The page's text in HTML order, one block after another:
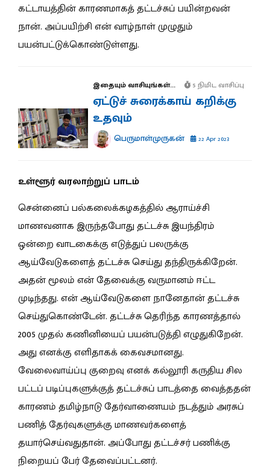
கட்டாயத்தின் காரணமாகத் தட்டச்சுப் பயின்றவன்
நான். அப்பயிற்சி என் வாழ்நாள் முழுதும்
பயன்பட்டுக்கொண்டுள்ளது.
இதையும் வாசியுங்கள்... 5 நிமிட வாசிப்பு
ஏட்டுச் சுரைக்காய் கறிக்கு
உதவும்
பெருமாள்முருகன் 22 Apr 2023
உள்ளூர் வரலாற்றுப் பாடம்
சென்னைப் பல்கலைக்கழகத்தில் ஆராய்ச்சி
மாணவனாக இருந்தபோது தட்டச்சு இயந்திரம்
ஒன்றை வாடகைக்கு எடுத்துப் பலருக்கு
ஆய்வேடுகளைத் தட்டச்சு செய்து தந்திருக்கிறேன்.
அதன் மூலம் என் தேவைக்கு வருமானம் ஈட்ட
முடிந்தது. என் ஆய்வேடுகளை நானேதான் தட்டச்சு
செய்துகொண்டேன். தட்டச்சு தெரிந்த காரணத்தால்
2005 முதல் கணினியைப் பயன்படுத்தி எழுதுகிறேன்.
அது எனக்கு எளிதாகக் கைவசமானது.
வேலைவாய்ப்பு குறைவு எனக் கல்லூரி கருதிய சில
பட்டப் படிப்புகளுக்குத் தட்டச்சுப் பாடத்தை வைத்ததன்
காரணம் தமிழ்நாடு தேர்வாணையம் நடத்தும் அரசுப்
பணித் தேர்வுகளுக்கு மாணவர்களைத்
தயார்செய்வதுதான். அப்போது தட்டச்சர் பணிக்கு
நிறையப் பேர் தேவைப்பட்டனர்.